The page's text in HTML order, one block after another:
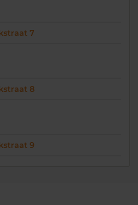
7
8
9